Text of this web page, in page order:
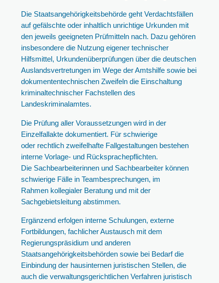
Die Staatsangehörigkeitsbehörde geht Verdachtsfällen
auf gefälschte oder inhaltlich unrichtige Urkunden mit
den jeweils geeigneten Prüfmitteln nach. Dazu gehören
insbesondere die Nutzung eigener technischer
Hilfsmittel, Urkundenüberprüfungen über die deutschen
Auslandsvertretungen im Wege der Amtshilfe sowie bei
dokumententechnischen Zweifeln die Einschaltung
kriminaltechnischer Fachstellen des
Landeskriminalamtes.
Die Prüfung aller Voraussetzungen wird in der
Einzelfallakte dokumentiert. Für schwierige
oder rechtlich zweifelhafte Fallgestaltungen bestehen
interne Vorlage- und Rücksprachepflichten.
Die Sachbearbeiterinnen und Sachbearbeiter können
schwierige Fälle in Teambesprechungen, im
Rahmen kollegialer Beratung und mit der
Sachgebietsleitung abstimmen.
Ergänzend erfolgen interne Schulungen, externe
Fortbildungen, fachlicher Austausch mit dem
Regierungspräsidium und anderen
Staatsangehörigkeitsbehörden sowie bei Bedarf die
Einbindung der hausinternen juristischen Stellen, die
auch die verwaltungsgerichtlichen Verfahren juristisch